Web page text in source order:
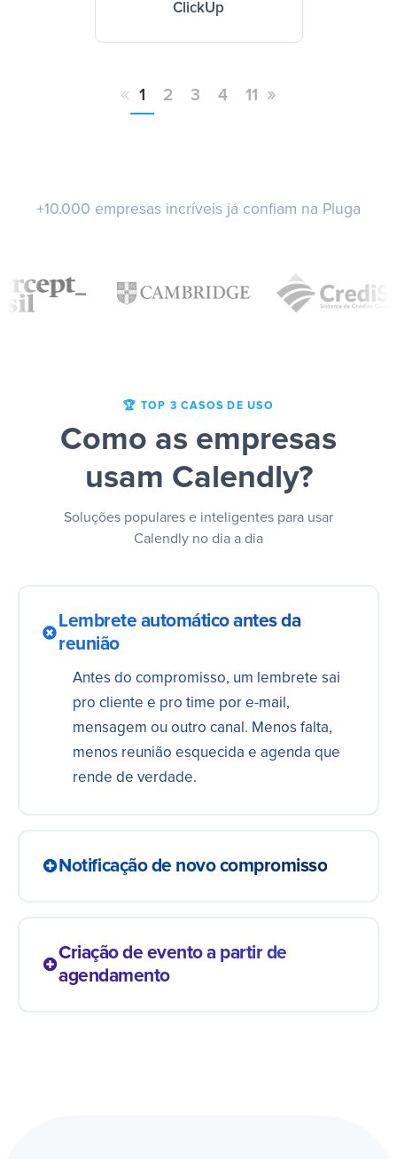
ClickUp
« 1 2 3 4 11 »
+10.000 empresas incríveis já confiam na Pluga
🏆 TOP 3 CASOS DE USO
Como as empresas
usam Calendly?
Soluções populares e inteligentes para usar
Calendly no dia a dia
Lembrete automático antes da
reunião
Antes do compromisso, um lembrete sai
pro cliente e pro time por e-mail,
mensagem ou outro canal. Menos falta,
menos reunião esquecida e agenda que
rende de verdade.
Notificação de novo compromisso
time acompanha. Todo mundo entra
preparado e nenhum agendamento passa
Criação de evento a partir de
agendamento